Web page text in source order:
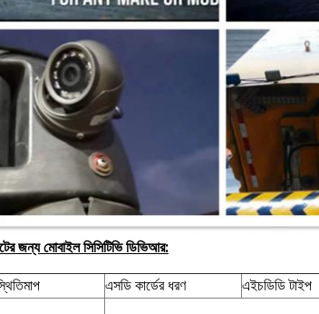
জন্য মোবাইল সিসিটিভি ডিভিআর:
এসডি কার্ডের ধরণ এইচডিডি টাইপ